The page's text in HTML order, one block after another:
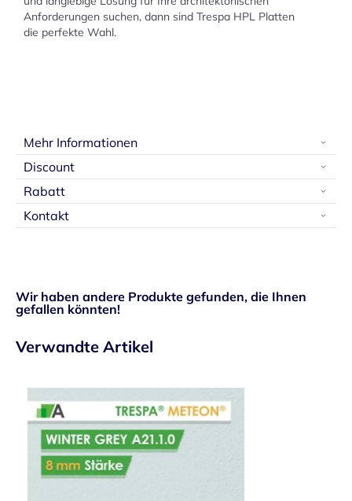
Anforderungen suchen, dann sind Trespa HPL Platten
die perfekte Wahl.
Mehr Informationen
Discount
Rabatt
Kontakt
Wir haben andere Produkte gefunden, die Ihnen
gefallen könnten!
Verwandte Artikel